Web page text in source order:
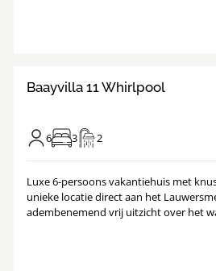
Baayvilla 11 Whirlpool
6 3 2
Luxe 6-persoons vakantiehuis met
unieke locatie direct aan het
adembenemend vrij uitzicht over het